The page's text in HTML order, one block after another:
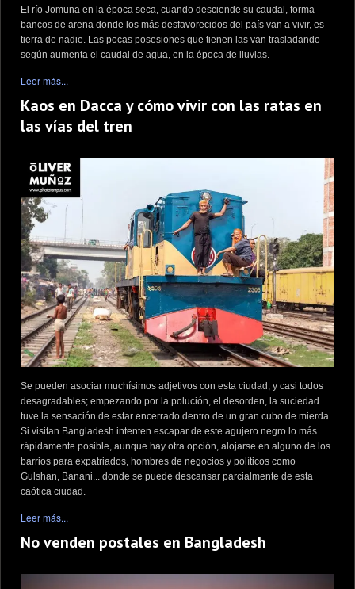
El río Jomuna en la época seca, cuando desciende su caudal, forma
bancos de arena donde los más desfavorecidos del país van a vivir, es
tierra de nadie. Las pocas posesiones que tienen las van trasladando
según aumenta el caudal de agua, en la época de lluvias.
Leer más...
Kaos en Dacca y cómo vivir con las ratas en
las vías del tren
Se pueden asociar muchísimos adjetivos con esta ciudad, y casi todos
desagradables; empezando por la polución, el desorden, la suciedad...
tuve la sensación de estar encerrado dentro de un gran cubo de mierda.
Si visitan Bangladesh intenten escapar de este agujero negro lo más
rápidamente posible, aunque hay otra opción, alojarse en alguno de los
barrios para expatriados, hombres de negocios y políticos como
Gulshan, Banani... donde se puede descansar parcialmente de esta
caótica ciudad.
Leer más...
No venden postales en Bangladesh